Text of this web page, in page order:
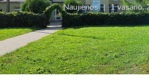
Naujienos | 1 vasario,